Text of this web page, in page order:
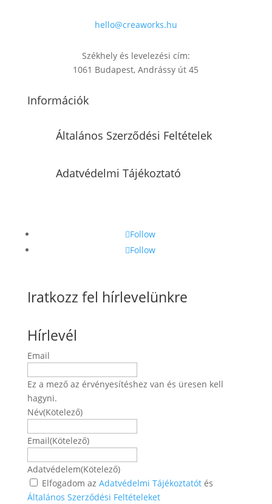
hello@creaworks.hu
Székhely és levelezési cím:
1061 Budapest, Andrássy út 45
Információk
Általános Szerződési Feltételek
Adatvédelmi Tájékoztató
Follow
Follow
Iratkozz fel hírlevelünkre
Hírlevél
Email
Ez a mező az érvényesítéshez van és üresen kell
hagyni.
Név(Kötelező)
Email(Kötelező)
Adatvédelem(Kötelező)
Elfogadom az Adatvédelmi Tájékoztatótés
Általános Szerződési Feltételeket